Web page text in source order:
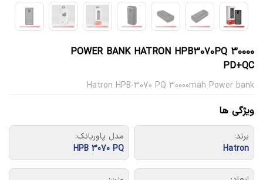
POWER BANK HATRON HPB3070PQ 30000
PD+QC
Hatron HPB-3070 PQ 30000mah Power bank
ویژگی ها
برند:
Hatron
مدل پاوربانک:
HPB 3070 PQ